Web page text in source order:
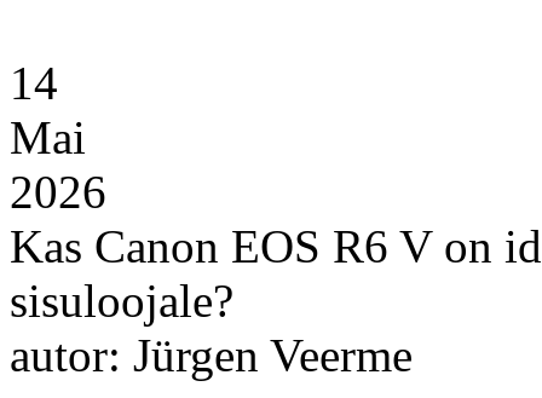
14
Mai
2026
Kas Canon EOS R6 V on
sisuloojale?
autor: Jürgen Veerme